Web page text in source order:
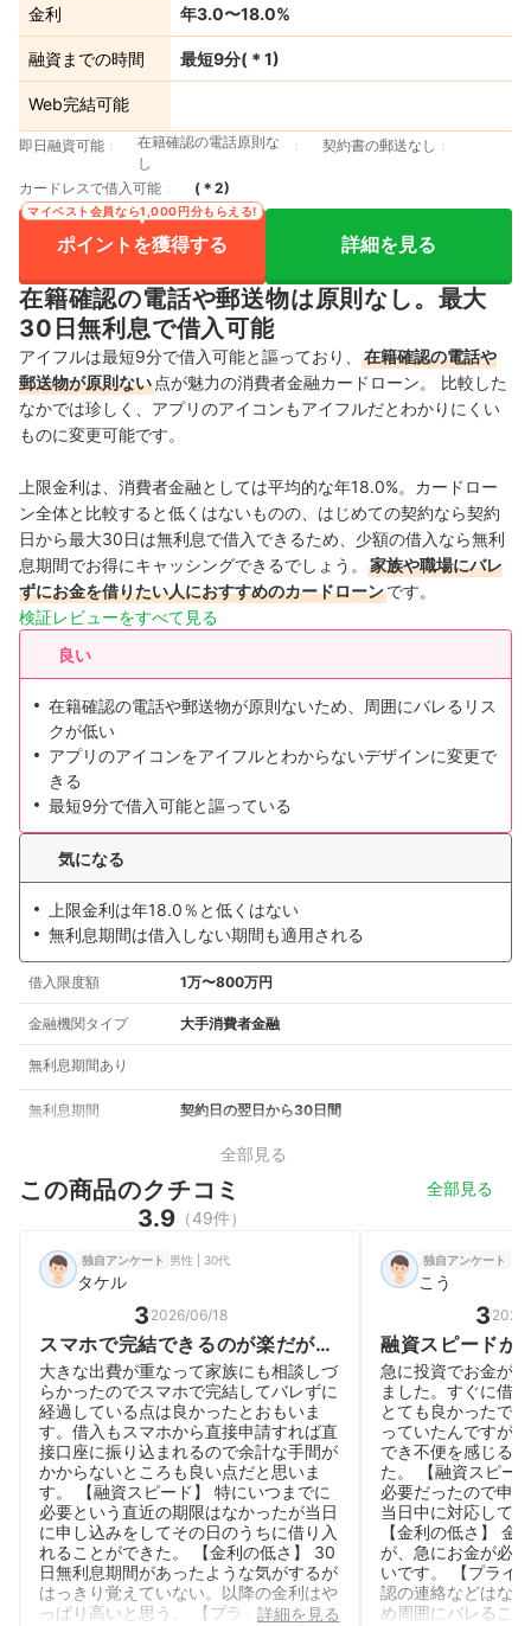
金利 年3.0〜18.0%
融資までの時間 最短9分(＊1)
Web完結可能
即日融資可能
在籍確認の電話原則な
し
契約書の郵送なし
カードレスで借入可能 (＊ 2)
ポイントを獲得する
マイベスト会員なら1,000円分もらえる!
詳細を見る
在籍確認の電話や郵送物は原則なし。最大
30日無利息で借入可能
アイフルは最短9分で借入可能と謳っており、
在籍確認の電話や
郵送物が原則ない 点が魅力の消費者金融カードローン。 比較した
なかでは珍しく、アプリのアイコンもアイフルだとわかりにくい
ものに変更可能です。
上限金利は、消費者金融としては平均的な年18.0%。カードロー
ン全体と比較すると低くはないものの、はじめての契約なら契約
日から最大30日は無利息で借入できるため、少額の借入なら無利
息期間でお得にキャッシングできるでしょう。
家族や職場にバレ
ずにお金を借りたい人におすすめのカードローンです。
検証レビューをすべて見る
良い
在籍確認の電話や郵送物が原則ないため、周囲にバレるリス
クが低い
アプリのアイコンをアイフルとわからないデザインに変更で
きる
最短9分で借入可能と謳っている
気になる
上限金利は年18.0％と低くはない
無利息期間は借入しない期間も適用される
借入限度額 1万〜800万円
金融機関タイプ 大手消費者金融
無利息期間あり
無利息期間 契約日の翌日から30日間
全部見る
この商品のクチコミ 全部見る
3.9 （49件）
独自アンケート 男性 | 30代
タケル
3 2026/06/18
スマホで完結できるのが楽だが、
金利は高い。
大きな出費が重なって家族にも相談しづ
らかったのでスマホで完結してバレずに
経過している点は良かったとおもいま
す。借入もスマホから直接申請すれば直
接口座に振り込まれるので余計な手間が
かからないところも良い点だと思いま
す。 【融資スピード】 特にいつまでに
必要という直近の期限はなかったが当日
に申し込みをしてその日のうちに借り入
れることができた。 【金利の低さ】 30
日無利息期間があったような気がするが
はっきり覚えていない。以降の金利はや
っぱり高いと思う。 【プライバシー配
詳細を見る
独自アンケート
こう
3
融資スピードが
が、金利は高い
急に投資でお金が
ました。すぐに借
とても良かったで
っていたんですが
でき不便を感じる
た。 【融資スピー
必要だったので申
当日中に対応して
【金利の低さ】 金
が、急にお金が必
いです。 【プライ
認の連絡などはな
め周囲にバレるこ